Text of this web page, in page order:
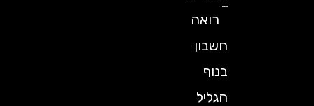
רואה
חשבון
הגליל